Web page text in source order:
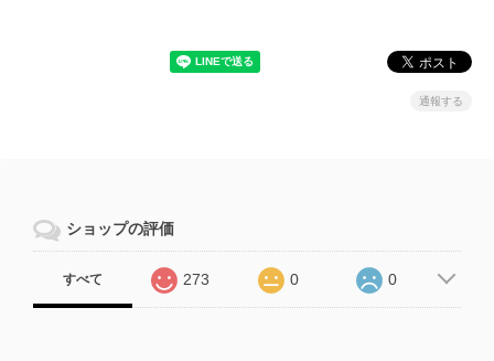
通報する
ショップの評価
すべて 273 0 0